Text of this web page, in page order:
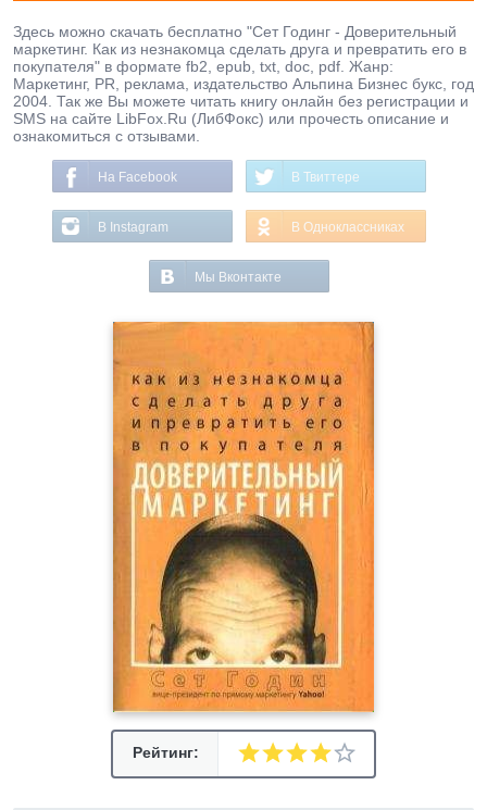
Здесь можно скачать бесплатно "Сет Годинг - Доверительный
маркетинг. Как из незнакомца сделать друга и превратить его в
покупателя" в формате fb2, epub, txt, doc, pdf. Жанр:
Маркетинг, PR, реклама, издательство Альпина Бизнес букс, год
2004. Так же Вы можете читать книгу онлайн без регистрации и
SMS на сайте LibFox.Ru (ЛибФокс) или прочесть описание и
ознакомиться с отзывами.
На Facebook В Твиттере
В Instagram В Одноклассниках
Мы Вконтакте
Рейтинг: